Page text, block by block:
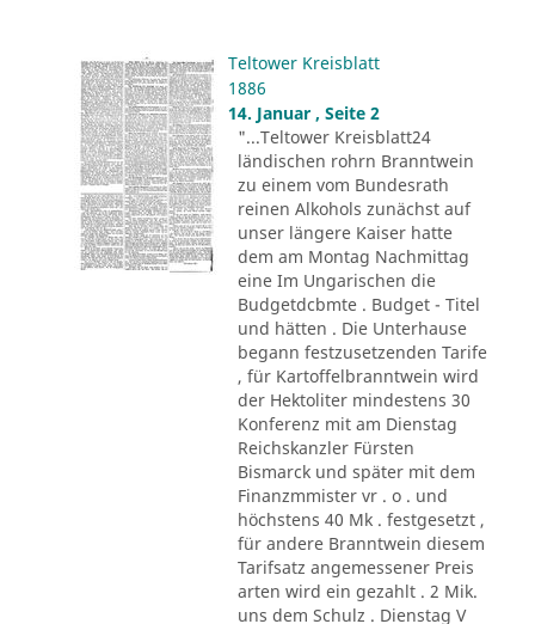
Teltower Kreisblatt
1886
14. Januar , Seite 2
"...Teltower Kreisblatt24
ländischen rohrn Branntwein
zu einem vom Bundesrath
reinen Alkohols zunächst auf
unser längere Kaiser hatte
dem am Montag Nachmittag
eine Im Ungarischen die
Budgetdcbmte . Budget - Titel
und hätten . Die Unterhause
begann festzusetzenden Tarife
, für Kartoffelbranntwein wird
der Hektoliter mindestens 30
Konferenz mit am Dienstag
Reichskanzler Fürsten
Bismarck und später mit dem
Finanzmmister vr . o . und
höchstens 40 Mk . festgesetzt ,
für andere Branntwein diesem
Tarifsatz angemessener Preis
arten wird ein gezahlt . 2 Mik.
uns dem Schulz . Dienstag V